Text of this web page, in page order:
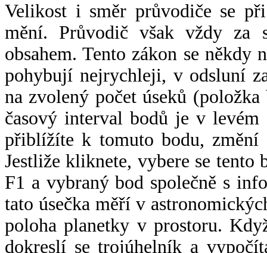
Velikost i směr průvodiče se
mění. Průvodič však vždy za
obsahem. Tento zákon se někdy
pohybují nejrychleji, v odsluní
na zvolený počet úseků
časový interval bodů je v
přiblížíte k tomuto bodu,
Jestliže kliknete, vybere se tento
F1 a vybraný bod společně s
tato úsečka měří v
poloha planetky v prostoru.
dokreslí se trojúhelník a